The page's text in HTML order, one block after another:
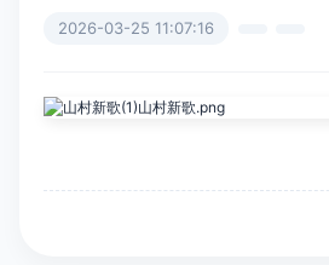
2026-03-25 11:07:16